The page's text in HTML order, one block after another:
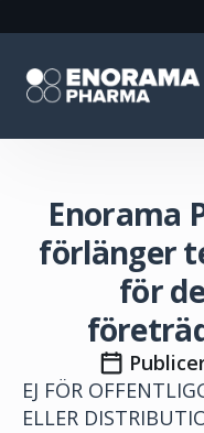
Enorama
förlänger
för
EJ FÖR
ELLER